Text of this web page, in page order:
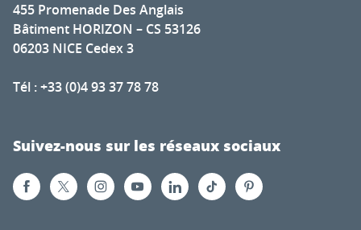
455 Promenade Des Anglais
Bâtiment HORIZON – CS 53126
06203 NICE Cedex 3
Tél : +33 (0)4 93 37 78 78
Suivez-nous sur les réseaux sociaux